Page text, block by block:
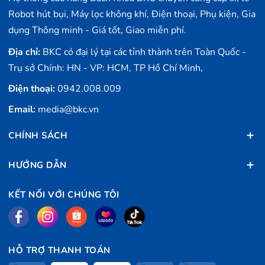
sinh nhà cửa. Đặc biệt, sản phẩm đáp ứng tốt nhu cầu vệ
sinh trong gia đình nhờ tính năng tự động hóa cao, dễ
Nếu bạn đang tìm kiếm một dòng máy hút bụi cầm tay
thông minh, Roborock F25 Gen 2 sẽ là lựa chọn lý
tưởng.
Robot hút bụi, Máy lọc không khí, Điện thoại, Phụ kiện, Gia
dụng Thông minh - Giá tốt, Giao miễn phí.
Địa chỉ: BKC có đại lý tại các tỉnh thành trên Toàn Quốc -
Trụ sở Chính: HN - VP: HCM, TP Hồ Chí Minh,
Điện thoại:0942.008.009
Email: media@bkc.vn
CHÍNH SÁCH
HƯỚNG DẪN
KẾT NỐI VỚI CHÚNG TÔI
HỖ TRỢ THANH TOÁN